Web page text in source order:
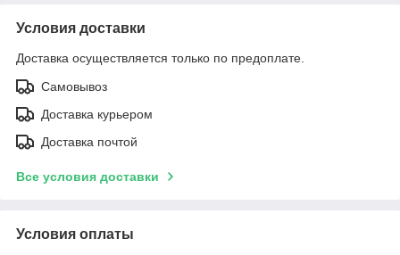
Условия доставки
Доставка осуществляется только по предоплате.
Самовывоз
Доставка курьером
Доставка почтой
Все условия доставки
Условия оплаты